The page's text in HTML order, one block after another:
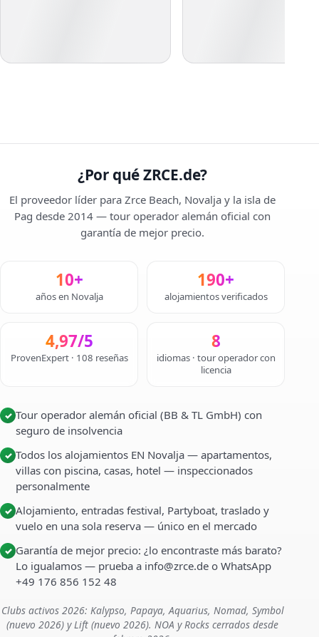
¿Por qué ZRCE.de?
El proveedor líder para Zrce Beach, Novalja y la isla de
Pag desde 2014 — tour operador alemán oficial con
garantía de mejor precio.
10+
años en Novalja
190+
alojamientos verificados
4,97/5
ProvenExpert · 108 reseñas
8
idiomas · tour operador con
licencia
✓ Tour operador alemán oficial (BB & TL GmbH) con
seguro de insolvencia
✓ Todos los alojamientos EN Novalja — apartamentos,
villas con piscina, casas, hotel — inspeccionados
personalmente
✓ Alojamiento, entradas festival, Partyboat, traslado y
vuelo en una sola reserva — único en el mercado
✓ Garantía de mejor precio: ¿lo encontraste más barato?
Lo igualamos — prueba a info@zrce.de o WhatsApp
+49 176 856 152 48
Clubs activos 2026: Kalypso, Papaya, Aquarius, Nomad, Symbol
(nuevo 2026) y Lift (nuevo 2026). NOA y Rocks cerrados desde